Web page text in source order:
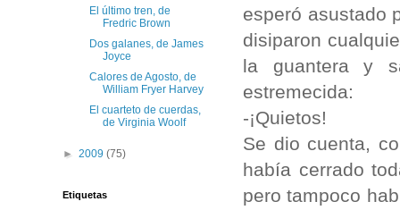
esperó asustado
disiparon
la guantera y
estremecida:
-¡Quietos!
Se dio cuenta,
había cerrado
pero tampoco
El último tren, de
Fredric Brown
Dos galanes, de James
Joyce
Calores de Agosto, de
William Fryer Harvey
El cuarteto de cuerdas,
de Virginia Woolf
► 2009 (75)
Etiquetas